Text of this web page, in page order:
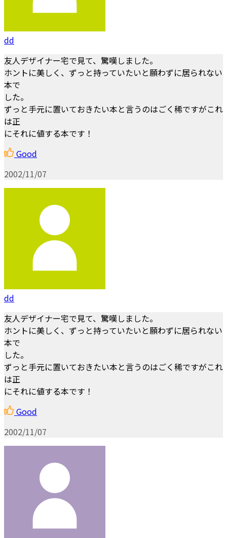
dd
友人デザイナー宅で見て、驚嘆しました。
ホントに美しく、ずっと持っていたいと願わずに居られない
本で
した。
ずっと手元に置いておきたい本と言うのはごく稀ですがこれ
は正
にそれに値する本です！
Good
2002/11/07
dd
友人デザイナー宅で見て、驚嘆しました。
ホントに美しく、ずっと持っていたいと願わずに居られない
本で
した。
ずっと手元に置いておきたい本と言うのはごく稀ですがこれ
は正
にそれに値する本です！
Good
2002/11/07